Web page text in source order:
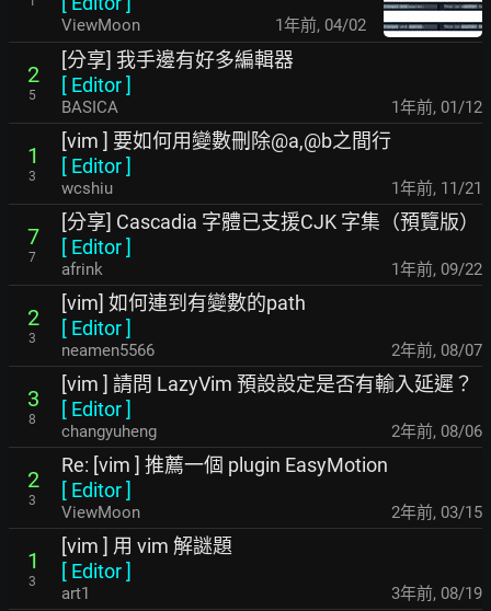
ViewMoon 1年前, 04/02
2
5
[分享] 我手邊有好多編輯器
[ Editor]
BASICA 1年前, 01/12
1
3
[vim ] 要如何用變數刪除@a,@b之間行
[ Editor]
wcshiu 1年前, 11/21
7
7
[分享] Cascadia 字體已支援CJK 字集（預覽版）
[ Editor]
afrink 1年前, 09/22
2
3
[vim] 如何連到有變數的path
[ Editor]
neamen5566 2年前, 08/07
3
8
[vim ] 請問 LazyVim 預設設定是否有輸入延遲？
[ Editor]
changyuheng 2年前, 08/06
2
3
Re: [vim ] 推薦一個 plugin EasyMotion
[ Editor]
ViewMoon 2年前, 03/15
1
3
[vim ] 用 vim 解謎題
[ Editor]
art1 3年前, 08/19